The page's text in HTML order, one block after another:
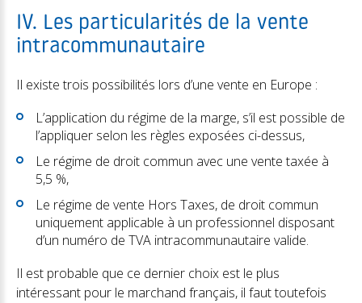
IV. Les particularités de la vente
intracommunautaire
Il existe trois possibilités lors d’une vente en Europe :
L’application du régime de la marge, s’il est possible de
l’appliquer selon les règles exposées ci-dessus,
Le régime de droit commun avec une vente taxée à
5,5 %,
Le régime de vente Hors Taxes, de droit commun
uniquement applicable à un professionnel disposant
d’un numéro de TVA intracommunautaire valide.
Il est probable que ce dernier choix est le plus
intéressant pour le marchand français, il faut toutefois